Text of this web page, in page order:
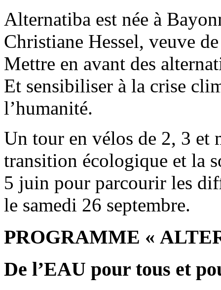
Alternatiba est née à
Christiane Hessel, veuve
Mettre en avant des
Et sensibiliser à la crise
l’humanité.
Un tour en vélos de 2, 3 et
transition écologique et la
5 juin pour parcourir les
le samedi 26 septembre.
PROGRAMME «
De l’EAU pour tous et